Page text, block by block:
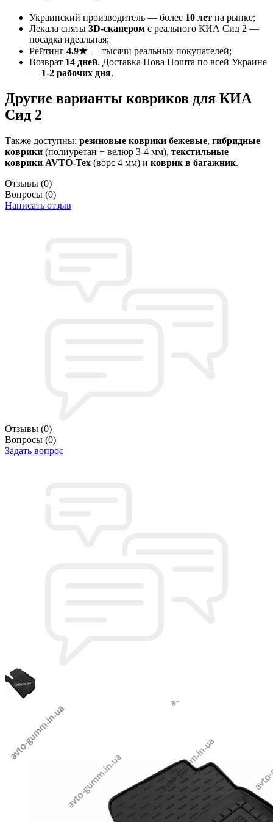
Украинский производитель — более 10 лет на рынке;
Лекала сняты 3D-сканером с реального КИА Сид 2 —
посадка идеальная;
Рейтинг 4.9★— тысячи реальных покупателей;
Возврат 14 дней. Доставка Нова Пошта по всей Украине
— 1-2 рабочих дня.
Другие варианты ковриков для КИА
Сид 2
Также доступны: резиновые коврики бежевые, гибридные
коврики (полиуретан + велюр 3-4 мм), текстильные
коврики AVTO-Tex (ворс 4 мм) и коврик в багажник.
Отзывы (0)
Вопросы (0)
Написать отзыв
Отзывы (0)
Вопросы (0)
Задать вопрос